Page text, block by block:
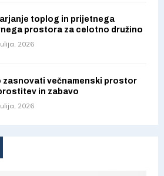
toplog in prijetnega
prostora za celotno družino
2026
zasnovati večnamenski prostor
in zabavo
2026